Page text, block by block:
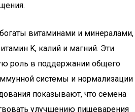
витаминами и минералами,
K, калий и магний. Эти
роль в поддержании общего
системы и нормализации
показывают, что семена
улучшению пищеварения